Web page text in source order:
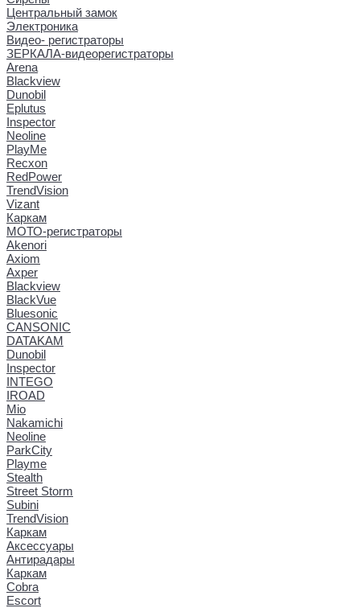
Центральный замок
Электроника
Видео- регистраторы
ЗЕРКАЛА-видеорегистраторы
Arena
Blackview
Dunobil
Eplutus
Inspector
Neoline
PlayMe
Recxon
RedPower
TrendVision
Vizant
Каркам
МОТО-регистраторы
Akenori
Axiom
Axper
Blackview
BlackVue
Bluesonic
CANSONIC
DATAKAM
Dunobil
Inspector
INTEGO
IROAD
Mio
Nakamichi
Neoline
ParkCity
Playme
Stealth
Street Storm
Subini
TrendVision
Каркам
Аксессуары
Антирадары
Каркам
Cobra
Escort